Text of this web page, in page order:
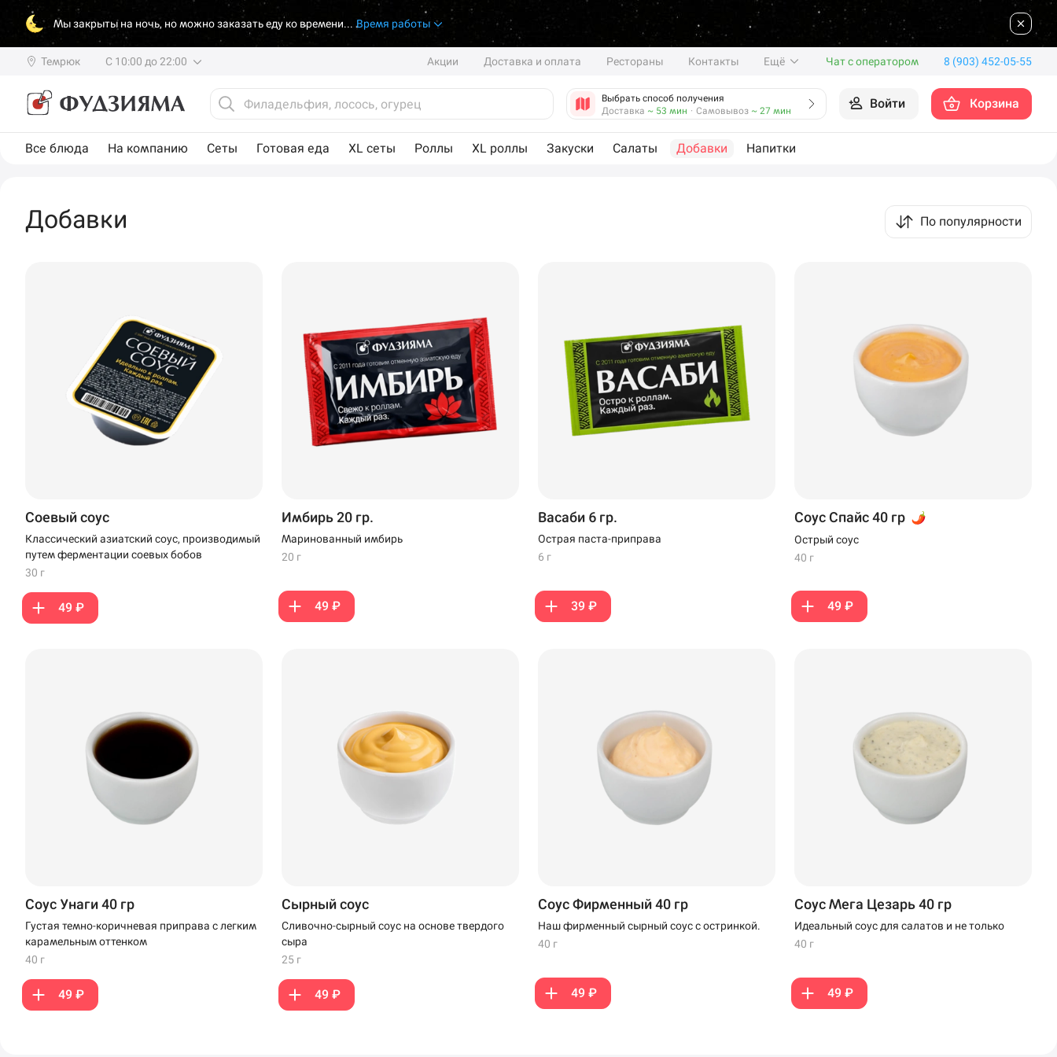
Мы закрыты на ночь, но можно заказать еду ко времени... Время работы
Темрюк С 10:00 до 22:00 Акции Доставка и оплата Рестораны Контакты Ещё Чат с оператором 8 (903) 452-05-55
Выбрать способ получения
Доставка ~ 53 мин · Самовывоз ~ 27 мин Войти Корзина
Все блюда На компанию Сеты Готовая еда XL сеты Роллы XL роллы Закуски Салаты Добавки Напитки
Добавки По популярности
Соевый соус
Классический азиатский соус, производимый
путем ферментации соевых бобов
30 г
49 ₽
Имбирь 20 гр.
Маринованный имбирь
20 г
49 ₽
Васаби 6 гр.
Острая паста-приправа
6 г
39 ₽
Соус Спайс 40 гр
Острый соус
40 г
49 ₽
Соус Унаги 40 гр
Густая темно-коричневая приправа с легким
карамельным оттенком
40 г
49 ₽
Сырный соус
Сливочно-сырный соус на основе твердого
сыра
25 г
49 ₽
Соус Фирменный 40 гр
Наш фирменный сырный соус с остринкой.
40 г
49 ₽
Соус Мега Цезарь 40 гр
Идеальный соус для салатов и не только
40 г
49 ₽
Уренгой
Доставка
ул. Кирова, 1 · Фудзияма на